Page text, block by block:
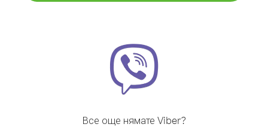
Все още нямате Viber?